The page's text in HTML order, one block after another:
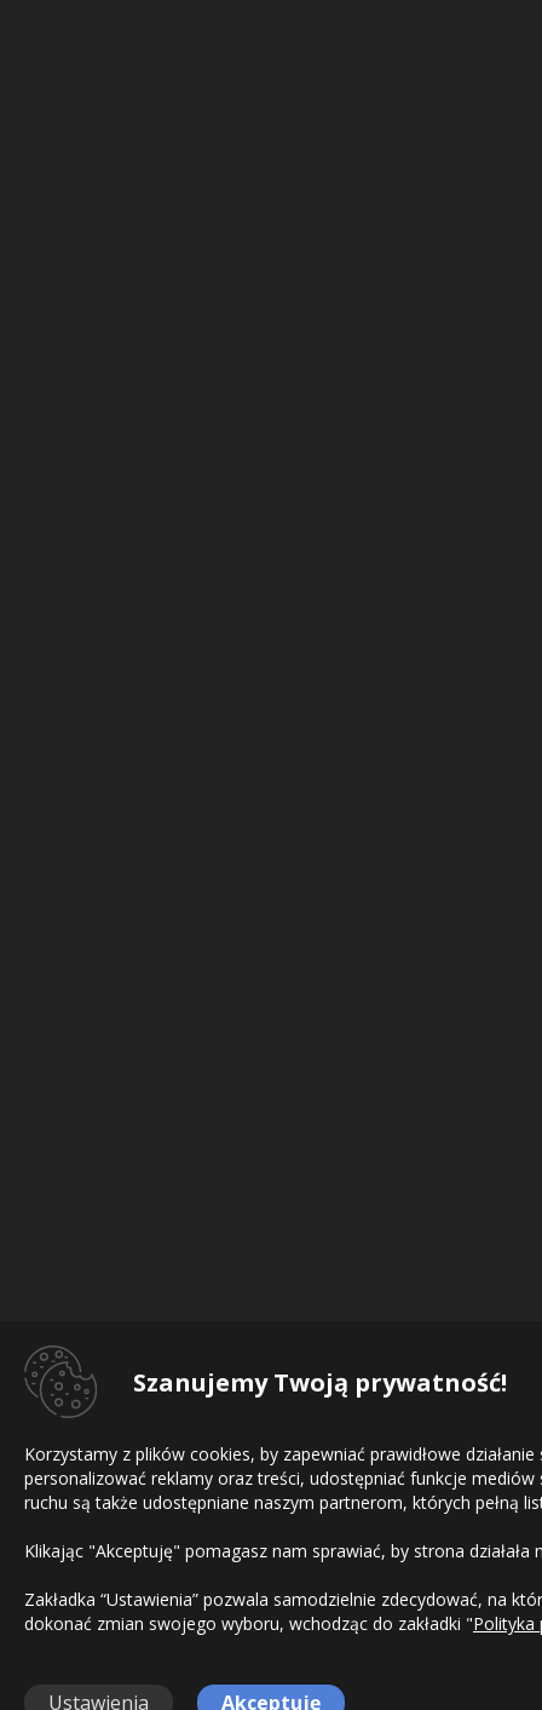
Szanujemy Twoją prywatność!
Korzystamy z plików cookies, by zapewniać prawidłowe
personalizować reklamy oraz treści, udostępniać funkcje
ruchu są także udostępniane naszym partnerom, których pełną
Klikając "Akceptuję" pomagasz nam sprawiać, by strona działała
Zakładka “Ustawienia” pozwala samodzielnie zdecydować, na
dokonać zmian swojego wyboru, wchodząc do zakładki "Polityka
Ustawienia Akceptuję